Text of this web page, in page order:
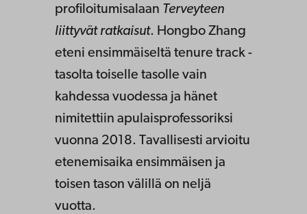
profiloitumisalaan Terveyteen
liittyvät ratkaisut. Hongbo Zhang
eteni ensimmäiseltä tenure track -
tasolta toiselle tasolle vain
kahdessa vuodessa ja hänet
nimitettiin apulaisprofessoriksi
vuonna 2018. Tavallisesti arvioitu
etenemisaika ensimmäisen ja
toisen tason välillä on neljä
vuotta.